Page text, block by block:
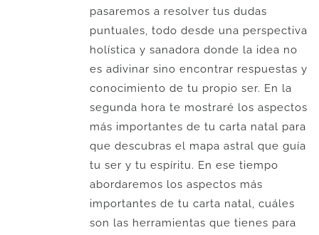
pasaremos a resolver tus dudas
puntuales, todo desde una perspectiva
holística y sanadora donde la idea no
es adivinar sino encontrar respuestas y
conocimiento de tu propio ser. En la
segunda hora te mostraré los aspectos
más importantes de tu carta natal para
que descubras el mapa astral que guía
tu ser y tu espíritu. En ese tiempo
abordaremos los aspectos más
importantes de tu carta natal, cuáles
son las herramientas que tienes para